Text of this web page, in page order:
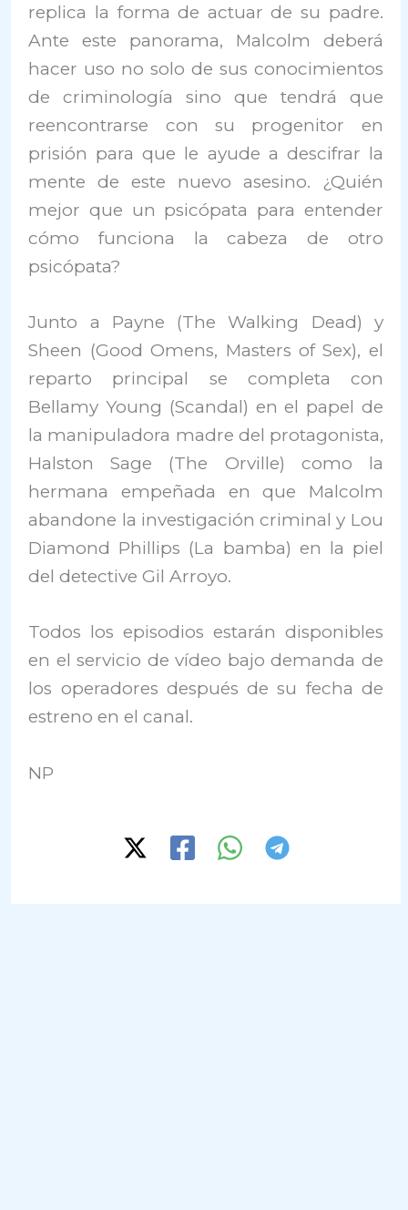
replica la forma de actuar de su padre.
Ante este panorama, Malcolm deberá
hacer uso no solo de sus conocimientos
de criminología sino que tendrá que
reencontrarse con su progenitor en
prisión para que le ayude a descifrar la
mente de este nuevo asesino. ¿Quién
mejor que un psicópata para entender
cómo funciona la cabeza de otro
psicópata?
Junto a Payne (The Walking Dead) y
Sheen (Good Omens, Masters of Sex), el
reparto principal se completa con
Bellamy Young (Scandal) en el papel de
la manipuladora madre del protagonista,
Halston Sage (The Orville) como la
hermana empeñada en que Malcolm
abandone la investigación criminal y Lou
Diamond Phillips (La bamba) en la piel
del detective Gil Arroyo.
Todos los episodios estarán disponibles
en el servicio de vídeo bajo demanda de
los operadores después de su fecha de
estreno en el canal.
NP